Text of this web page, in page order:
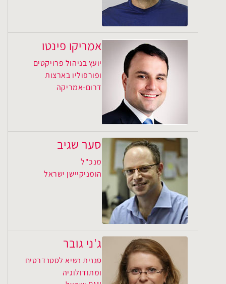
אמריקו פינטו
יועץ בניהול פרויקטים
ופורפוליו בארצות
דרום-אמריקה
סער שגיב
מנכ"ל
הומניקיישן ישראל
ג'ני גובר
סגנית נשיא לסטנדרטים
ומתודולוגיה